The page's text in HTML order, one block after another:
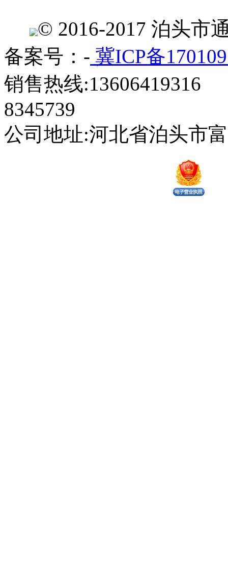
© 2016-2017 泊头市
备案号：- 冀ICP备
销售热线:13606419316
8345739
公司地址:河北省泊头市